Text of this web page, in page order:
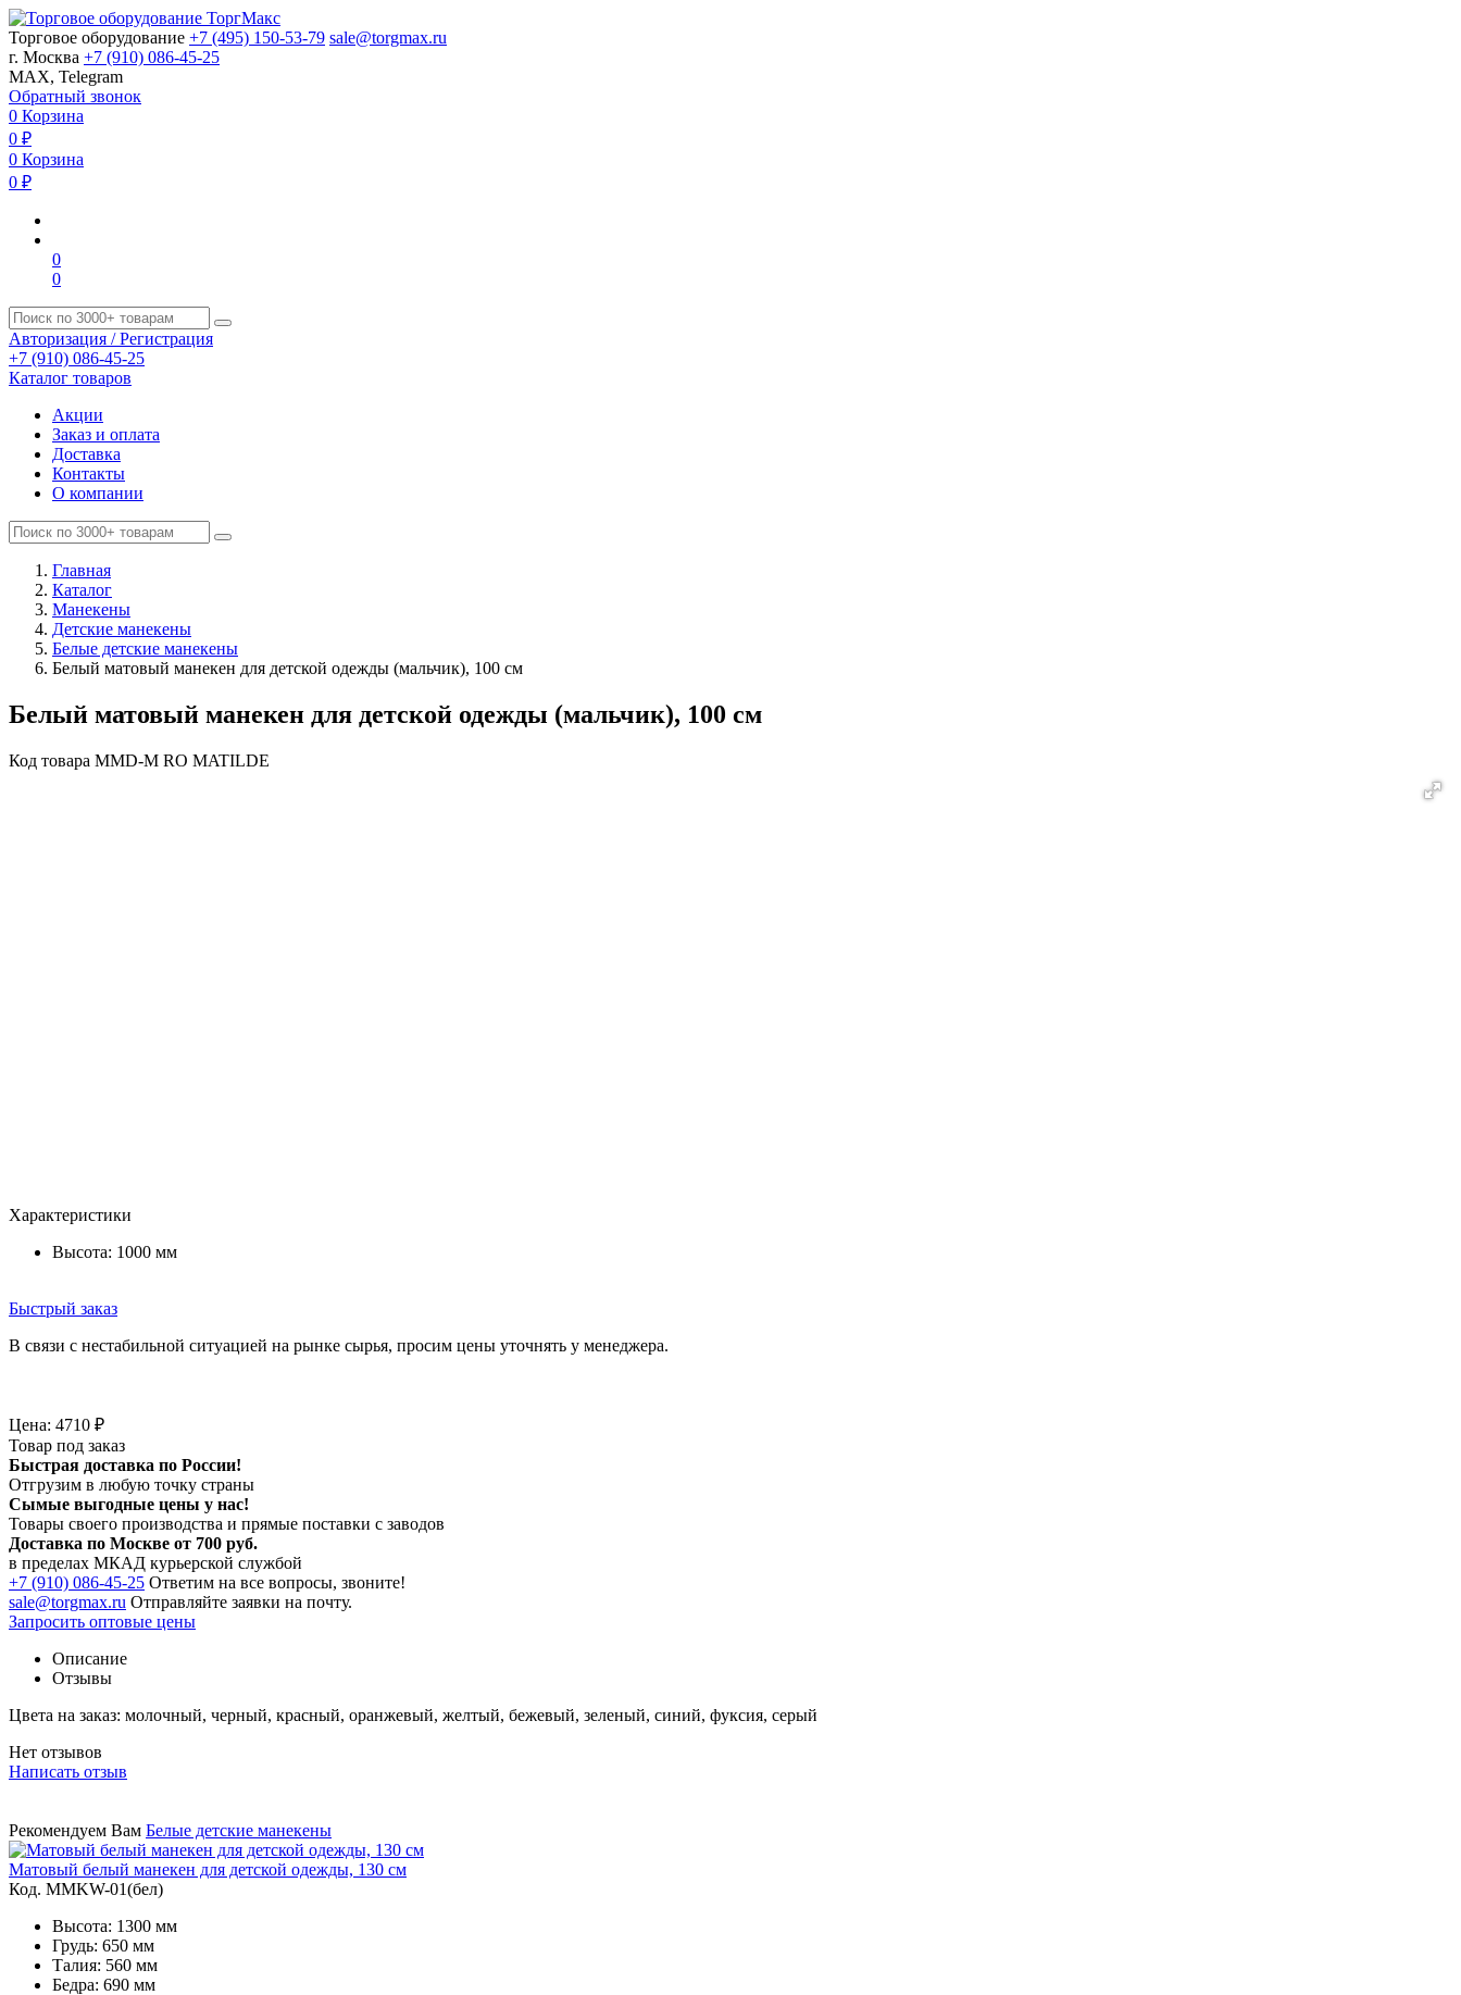
Торговое оборудование +7 (495) 150-53-79 sale@torgmax.ru
г. Москва +7 (910) 086-45-25
MAX, Telegram
Обратный звонок
0 Корзина
0 ₽
0 Корзина
0 ₽
0
0
Авторизация / Регистрация
+7 (910) 086-45-25
Каталог товаров
Акции
Заказ и оплата
Доставка
Контакты
О компании
Главная
Каталог
Манекены
Детские манекены
Белые детские манекены
Белый матовый манекен для детской одежды (мальчик), 100 см
Белый матовый манекен для детской одежды (мальчик), 100 см
Код товара MMD-M RO MATILDE
Характеристики
Высота: 1000 мм
Быстрый заказ
В связи с нестабильной ситуацией на рынке сырья, просим цены уточнять у менеджера.
Цена: 4710 ₽
Товар под заказ
Быстрая доставка по России!
Отгрузим в любую точку страны
Сымые выгодные цены у нас!
Товары своего производства и прямые поставки с заводов
Доставка по Москве от 700 руб.
в пределах МКАД курьерской службой
+7 (910) 086-45-25 Ответим на все вопросы, звоните!
sale@torgmax.ru Отправляйте заявки на почту.
Запросить оптовые цены
Описание
Отзывы
Цвета на заказ: молочный, черный, красный, оранжевый, желтый, бежевый, зеленый, синий, фуксия, серый
Нет отзывов
Написать отзыв
Рекомендуем Вам Белые детские манекены
Матовый белый манекен для детской одежды, 130 см
Код. MMKW-01(бел)
Высота: 1300 мм
Грудь: 650 мм
Талия: 560 мм
Бедра: 690 мм